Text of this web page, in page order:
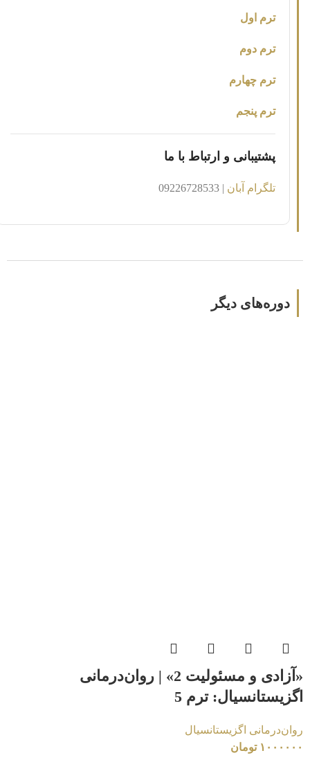
ترم اول
ترم دوم
ترم چهارم
ترم پنجم
پشتیبانی و ارتباط با ما
تلگرام آبان | 09226728533
دوره‌های دیگر
«آزادی و مسئولیت 2» | روان‌درمانی
اگزیستانسیال: ترم 5
روان‌درمانی اگزیستانسیال
۱۰۰۰۰۰۰ تومان